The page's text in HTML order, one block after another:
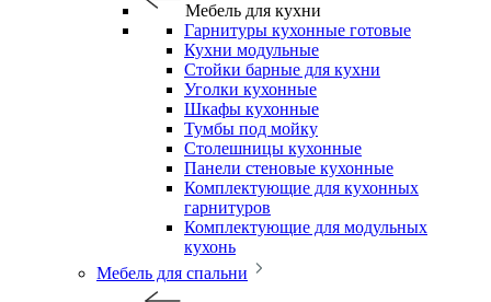
Мебель для кухни
Гарнитуры кухонные готовые
Кухни модульные
Стойки барные для кухни
Уголки кухонные
Шкафы кухонные
Тумбы под мойку
Столешницы кухонные
Панели стеновые кухонные
Комплектующие для кухонных
гарнитуров
Комплектующие для модульных
кухонь
Мебель для спальни